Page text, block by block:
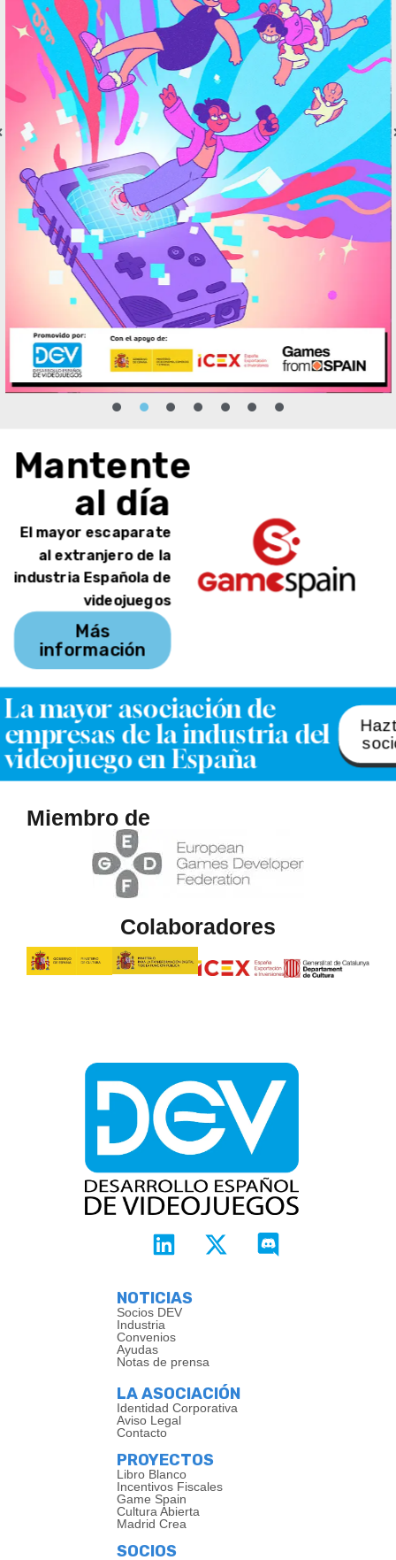
Mantente
al día
El mayor escaparate
al extranjero de la
industria Española de
videojuegos
Más
información
La mayor asociación de
empresas de la industria del
videojuego en España
Miembro de
Colaboradores
NOTICIAS
Socios DEV
Industria
Convenios
Ayudas
Notas de prensa
LA ASOCIACIÓN
Identidad Corporativa
Aviso Legal
Contacto
PROYECTOS
Libro Blanco
Incentivos Fiscales
Game Spain
Cultura Abierta
Madrid Crea
SOCIOS